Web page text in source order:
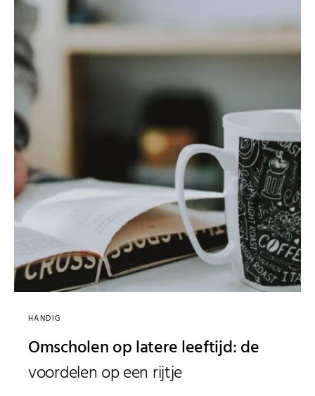
HANDIG
Omscholen op latere leeftijd: de
voordelen op een rijtje